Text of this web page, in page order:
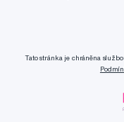
Tato stránka je chráněna